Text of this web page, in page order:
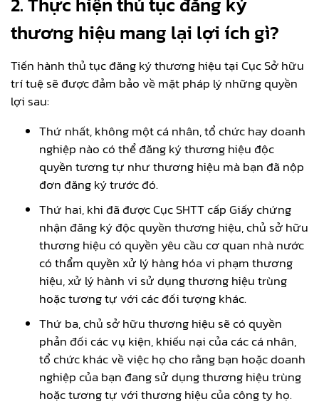
thương hiệu mang lại lợi ích gì?
Tiến hành thủ tục đăng ký thương hiệu tại Cục Sở hữu
trí tuệ sẽ được đảm bảo về mặt pháp lý những quyền
lợi sau:
Thứ nhất, không một cá nhân, tổ chức hay doanh
nghiệp nào có thể đăng ký thương hiệu độc
quyền tương tự như thương hiệu mà bạn đã nộp
đơn đăng ký trước đó.
Thứ hai, khi đã được Cục SHTT cấp Giấy chứng
nhận đăng ký độc quyền thương hiệu, chủ sở hữu
thương hiệu có quyền yêu cầu cơ quan nhà nước
có thẩm quyền xử lý hàng hóa vi phạm thương
hiệu, xử lý hành vi sử dụng thương hiệu trùng
hoặc tương tự với các đối tượng khác.
Thứ ba, chủ sở hữu thương hiệu sẽ có quyền
phản đối các vụ kiện, khiếu nại của các cá nhân,
tổ chức khác về việc họ cho rằng bạn hoặc doanh
nghiệp của bạn đang sử dụng thương hiệu trùng
hoặc tương tự với thương hiệu của công ty họ.